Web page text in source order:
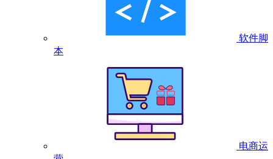
软件脚
本
电商运